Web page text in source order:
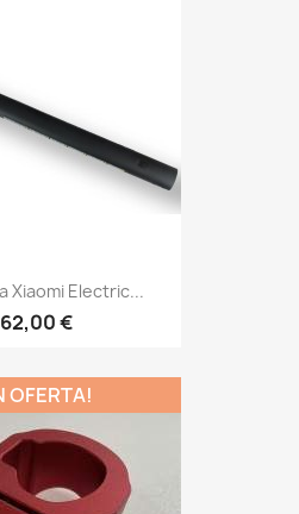
Xiaomi Electric...
€
OFERTA!